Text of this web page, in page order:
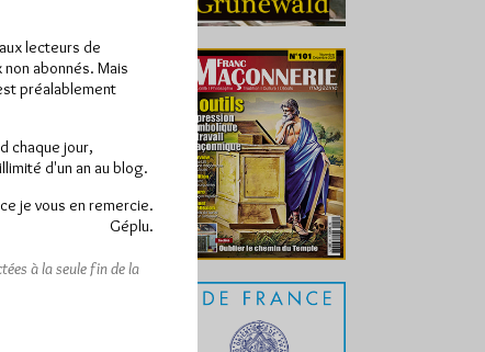
lecteurs de
non abonnés. Mais
préalablement
chaque jour,
d'un an au blog.
je vous en remercie.
Géplu.
à la seule fin de la